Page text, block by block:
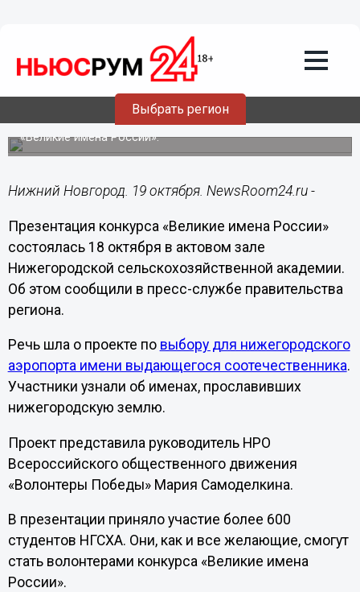
Выбрать регион
Около 20 точек для голосования по
выбору нового имени аэропорта будет
организовано в Нижнем Новгороде
Нижегородцы могут стать волонтерами проекта
«Великие имена России».
Нижний Новгород. 19 октября. NewsRoom24.ru -
Презентация конкурса «Великие имена России»
состоялась 18 октября в актовом зале
Нижегородской сельскохозяйственной академии.
Об этом сообщили в пресс-службе правительства
региона.
Речь шла о проекте по выбору для нижегородского
аэропорта имени выдающегося соотечественника.
Участники узнали об именах, прославивших
нижегородскую землю.
Проект представила руководитель НРО
Всероссийского общественного движения
«Волонтеры Победы» Мария Самоделкина.
В презентации приняло участие более 600
студентов НГСХА. Они, как и все желающие, смогут
стать волонтерами конкурса «Великие имена
России».